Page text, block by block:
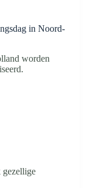
in Noord-
worden
gezellige